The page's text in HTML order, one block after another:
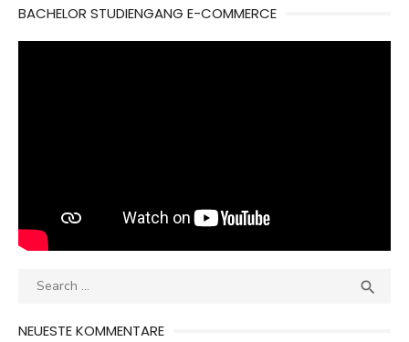
BACHELOR STUDIENGANG E-COMMERCE
Search

NEUESTE KOMMENTARE